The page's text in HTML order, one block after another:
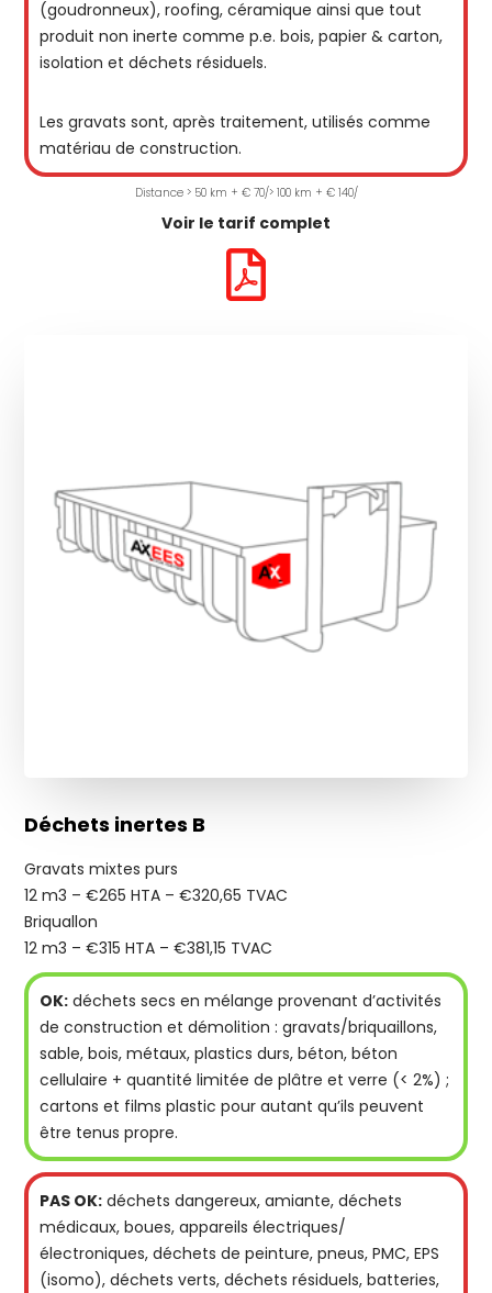
(goudronneux), roofing, céramique ainsi que tout
produit non inerte comme p.e. bois, papier & carton,
isolation et déchets résiduels.
Les gravats sont, après traitement, utilisés comme
matériau de construction.
Distance > 50 km + € 70/> 100 km + € 140/
Voir le tarif complet
Déchets inertes B
Gravats mixtes purs
12 m3 – €265 HTA – €320,65 TVAC
Briquallon
12 m3 – €315 HTA – €381,15 TVAC
OK: déchets secs en mélange provenant d’activités
de construction et démolition : gravats/briquaillons,
sable, bois, métaux, plastics durs, béton, béton
cellulaire + quantité limitée de plâtre et verre (< 2%) ;
cartons et films plastic pour autant qu’ils peuvent
être tenus propre.
PAS OK: déchets dangereux, amiante, déchets
médicaux, boues, appareils électriques/
électroniques, déchets de peinture, pneus, PMC, EPS
(isomo), déchets verts, déchets résiduels, batteries,